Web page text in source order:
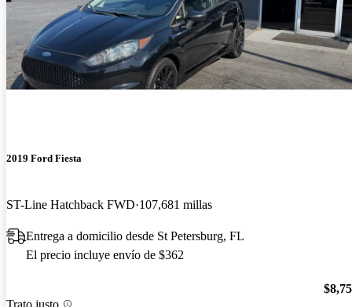
2019 Ford Fiesta
ST-Line Hatchback FWD 107,681 millas
Entrega a domicilio desde St Petersburg, FL
El precio incluye envío de $362
Trato justo